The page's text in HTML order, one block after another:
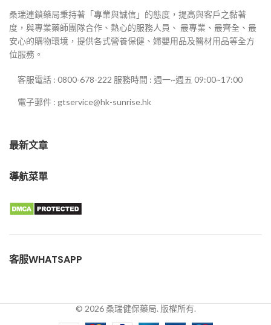
桑瑞連鎖藥局秉持著「專業與誠信」的態度，提高與客戶之黏著
度，與專業藥師團隊合作、熱心的服務人員、 最專業、最齊全、最
安心的購物環境，提供各式營養保健、婦嬰用品及醫材用品等全方
位服務。
客服電話 : 0800-678-222 服務時間 : 週一~週五 09:00~17:00
電子郵件 : gtservice@hk-sunrise.hk
最新文章
導航菜單
客服WHATSAPP
© 2026 桑瑞健保藥局. 版權所有.